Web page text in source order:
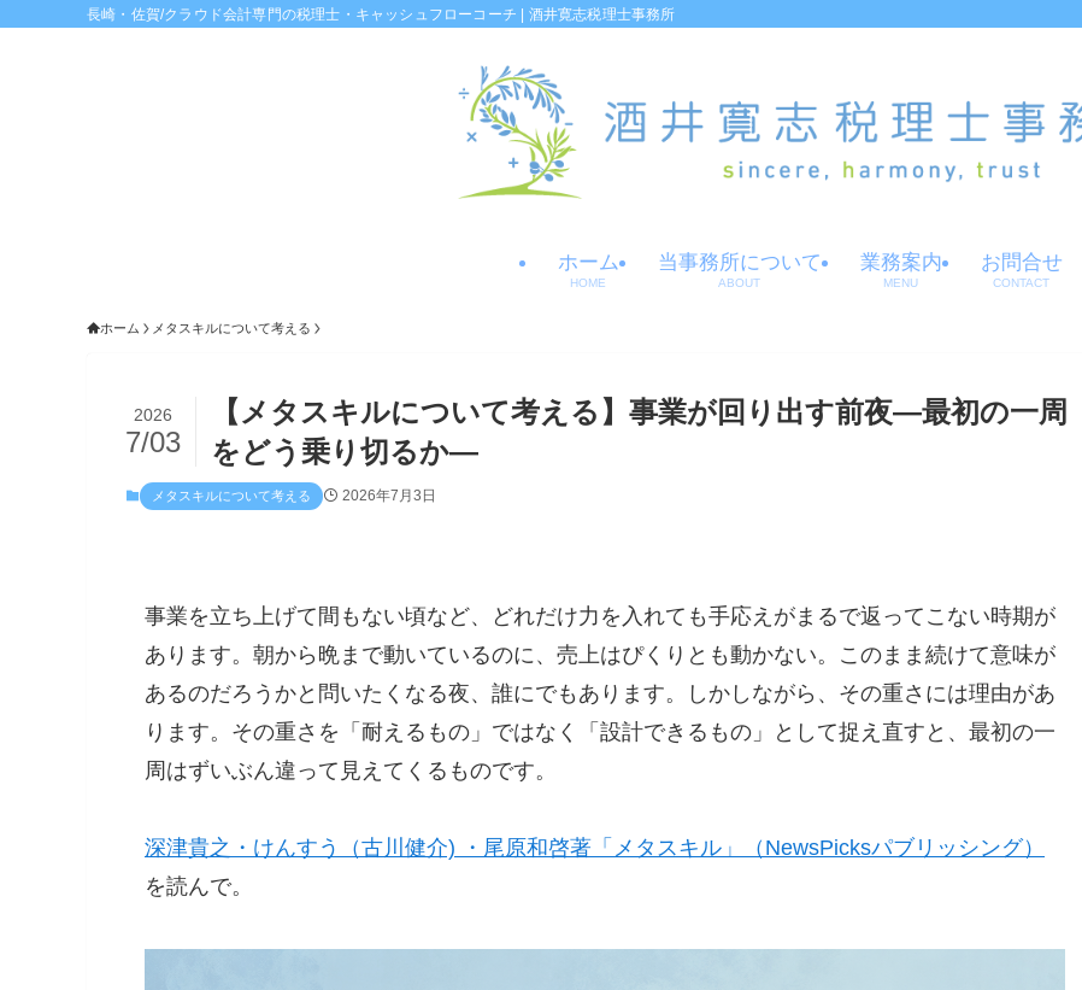
長崎・佐賀/クラウド会計専門の税理士・キャッシュフローコーチ | 酒井寛志税理士事務所
ホーム
HOME
当事務所について
ABOUT
業務案内
MENU
お問合せ
CONTACT
ホーム メタスキルについて考える
【メタスキルについて考える】事業が回り出す前夜—最初の一周
をどう乗り切るか—
2026
7/03
メタスキルについて考える 2026年7月3日
事業を立ち上げて間もない頃など、どれだけ力を入れても手応えがまるで返ってこない時期が
あります。朝から晩まで動いているのに、売上はぴくりとも動かない。このまま続けて意味が
あるのだろうかと問いたくなる夜、誰にでもあります。しかしながら、その重さには理由があ
ります。その重さを「耐えるもの」ではなく「設計できるもの」として捉え直すと、最初の一
周はずいぶん違って見えてくるものです。
深津貴之・けんすう（古川健介) ・尾原和啓著「メタスキル」（NewsPicksパブリッシング）
を読んで。